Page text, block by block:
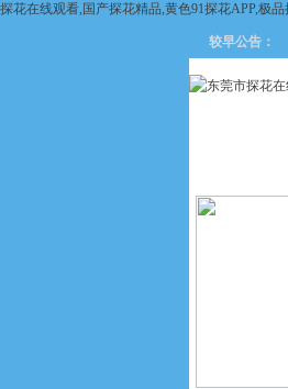
探花在线观看,国产探花精品,黄色91探花APP,极
较早公告：